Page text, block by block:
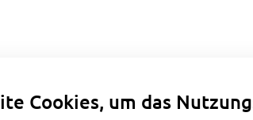
Cookies, um das